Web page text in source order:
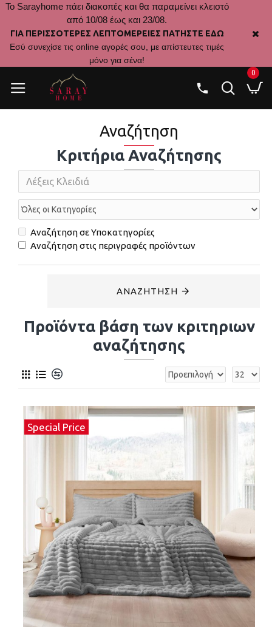
Το Sarayhome πάει διακοπές και θα παραμείνει κλειστό
από 10/08 έως και 23/08.
ΓΙΑ ΠΕΡΙΣΣΟΤΕΡΕΣ ΛΕΠΤΟΜΕΡΕΙΕΣ ΠΑΤΗΣΤΕ ΕΔΩ
Εσύ συνεχίσε τις online αγορές σου, με απίστευτες τιμές
μόνο για σένα!
0
Αναζήτηση
Κριτήρια Αναζήτησης
Αναζήτηση σε Υποκατηγορίες
Αναζήτηση στις περιγραφές προϊόντων
ΑΝΑΖΉΤΗΣΗ
Προϊόντα βάση των κριτηριων
αναζήτησης
Special Price